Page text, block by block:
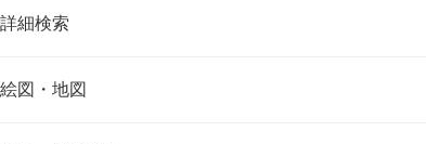
詳細検索
絵図・地図